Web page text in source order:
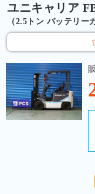
ユニキャリア
（2.5トン バッテリー